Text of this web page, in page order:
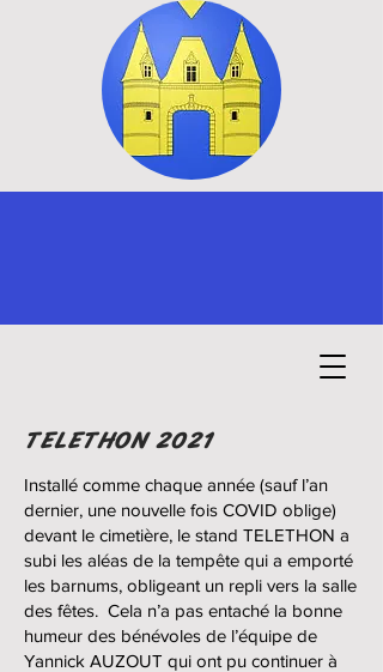
TELETHON 2021
Installé comme chaque année (sauf l’an
dernier, une nouvelle fois COVID oblige)
devant le cimetière, le stand TELETHON a
subi les aléas de la tempête qui a emporté
les barnums, obligeant un repli vers la salle
des fêtes. Cela n’a pas entaché la bonne
humeur des bénévoles de l’équipe de
Yannick AUZOUT qui ont pu continuer à